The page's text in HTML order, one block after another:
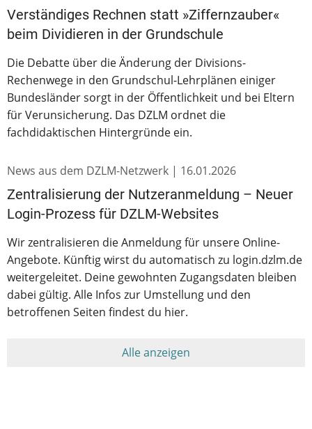
Verständiges Rechnen statt »Ziffernzauber«
beim Dividieren in der Grundschule
Die Debatte über die Änderung der Divisions-
Rechenwege in den Grundschul-Lehrplänen einiger
Bundesländer sorgt in der Öffentlichkeit und bei Eltern
für Verunsicherung. Das DZLM ordnet die
fachdidaktischen Hintergründe ein.
News aus dem DZLM-Netzwerk | 16.01.2026
Zentralisierung der Nutzeranmeldung – Neuer
Login-Prozess für DZLM-Websites
Wir zentralisieren die Anmeldung für unsere Online-
Angebote. Künftig wirst du automatisch zu login.dzlm.de
weitergeleitet. Deine gewohnten Zugangsdaten bleiben
dabei gültig. Alle Infos zur Umstellung und den
betroffenen Seiten findest du hier.
Alle anzeigen